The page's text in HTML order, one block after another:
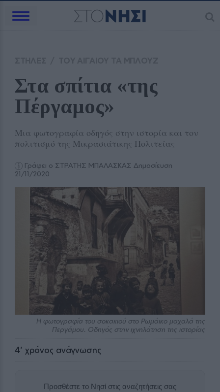
Στα σπίτια «της
Πέργαμος»
Μια φωτογραφία οδηγός στην ιστορία και τον
πολιτισμό της Μικρασιάτικης Πολιτείας
Γράφει ο ΣΤΡΑΤΗΣ ΜΠΑΛΑΣΚΑΣ Δημοσίευση
21/11/2020
Η φωτογραφία του σοκακιού στο Ρωμάικο μαχαλά της
Περγάμου. Οδηγός στην ιχνηλάτηση της ιστορίας
4' χρόνος ανάγνωσης
Προσθέστε το Νησί στις αναζητήσεις σας